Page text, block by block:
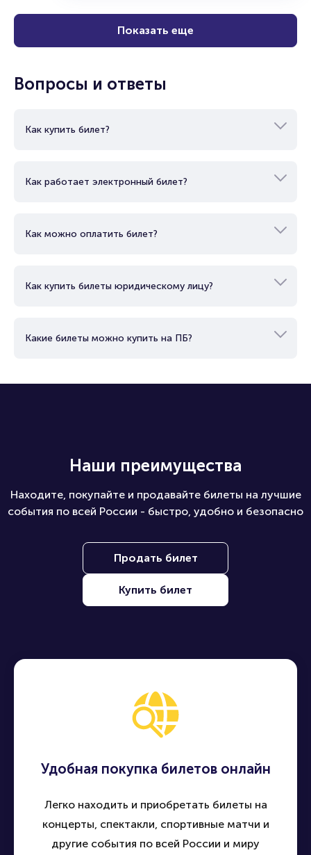
Показать еще
Вопросы и ответы
Как купить билет?
Как работает электронный билет?
Как можно оплатить билет?
Как купить билеты юридическому лицу?
Какие билеты можно купить на ПБ?
Наши преимущества
Находите, покупайте и продавайте билеты на лучшие
события по всей России - быстро, удобно и безопасно
Продать билет
Купить билет
Удобная покупка билетов онлайн
Легко находить и приобретать билеты на
концерты, спектакли, спортивные матчи и
другие события по всей России и миру